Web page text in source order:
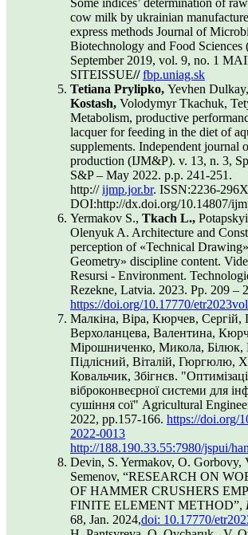
cow milk by ukrainian
express methods Journal of
Biotechnology and Food
September 2019, vol. 9, no. 1
SITEISSUE// fbp.uniag.sk
Tetiana Prylipko, Yevhen Dulkay,
Kostash, Volodymyr Tkachuk,
Metabolism, productive
lacquer for feeding in the diet of
supplements. Independent journal
production (IJM&P). v. 13, n. 3,
S&P – May 2022. p.p. 241-251.
http://ijmp.jor.br. ISSN:2236-
DOI:http://dx.doi.org/10.14807/
Yermakov S., Tkach L.,
Olenyuk A. Architecture and
perception of «Technical
Geometry» discipline content.
Resursi - Environment.
Rezekne, Latvia. 2023. Pp. 209 –
https://doi.org/10.17770/
Малкіна, Віра, Кюрчев, Сергій,
Верхоланцева, Валентина,
Мірошниченко, Микола, Білюк,
Підлісний, Віталій, Гюргюлю,
Ковальчик, Збігнєв.
віброконвеєрної системи для
сушіння сої" Agricultural
2022, pp.157-166. https://doi.org/
2022-0013
http://188.190.33.55:7980/jspui/
Devin, S. Yermakov, O. Gorbovy,
Semenov, “RESEARCH ON
OF HAMMER CRUSHERS
FINITE ELEMENT METHOD”,
68, Jan. 2024,doi: 10.17770/